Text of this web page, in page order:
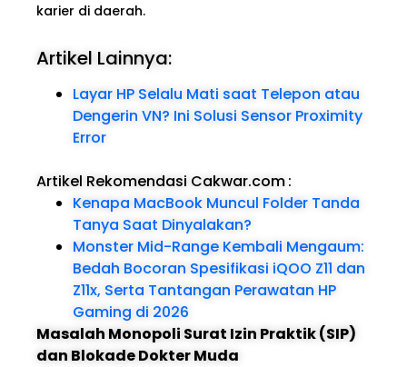
karier di daerah.
Artikel Lainnya:
Layar HP Selalu Mati saat Telepon atau
Dengerin VN? Ini Solusi Sensor Proximity
Error
Artikel Rekomendasi Cakwar.com:
Kenapa MacBook Muncul Folder Tanda
Tanya Saat Dinyalakan?
Monster Mid-Range Kembali Mengaum:
Bedah Bocoran Spesifikasi iQOO Z11 dan
Z11x, Serta Tantangan Perawatan HP
Gaming di 2026
Masalah Monopoli Surat Izin Praktik (SIP)
dan Blokade Dokter Muda